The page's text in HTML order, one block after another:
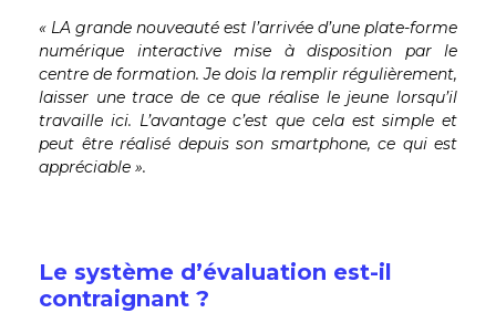
« LA grande nouveauté est l’arrivée d’une plate-forme
numérique interactive mise à disposition par le
centre de formation. Je dois la remplir régulièrement,
laisser une trace de ce que réalise le jeune lorsqu’il
travaille ici. L’avantage c’est que cela est simple et
peut être réalisé depuis son smartphone, ce qui est
appréciable ».
Le système d’évaluation est-il
contraignant ?